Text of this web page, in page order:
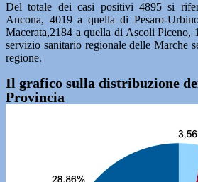
Del totale dei casi positivi 4895 si
Ancona, 4019 a quella di Pesaro-
Macerata,2184 a quella di Ascoli Piceno,
servizio sanitario regionale delle Marche
regione.
Il grafico sulla distribuzione
Provincia